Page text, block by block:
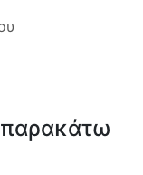
παρακάτω